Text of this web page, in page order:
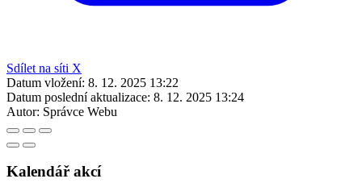
Sdílet na síti X
Datum vložení: 8. 12. 2025 13:22
Datum poslední aktualizace: 8. 12. 2025 13:24
Autor: Správce Webu
Kalendář akcí